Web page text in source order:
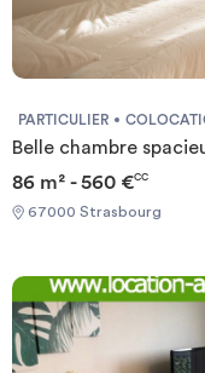
PARTICULIER
Belle chambre
86 m² - 560 €CC
67000 Strasbourg